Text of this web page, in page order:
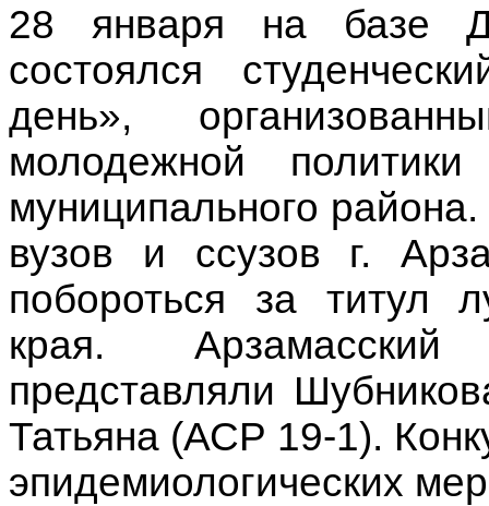
28 января на базе
состоялся
день»,
молодежной политики
муниципального
вузов и ссузов г.
побороться за титул
края. Арзамасский
представляли
Татьяна (АСР 19-1).
эпидемиологических